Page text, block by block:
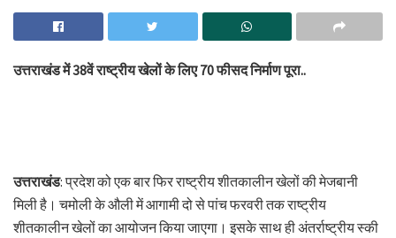
उत्तराखंड में 38वें राष्ट्रीय खेलों के लिए 70 फीसद निर्माण पूरा..
उत्तराखंड: प्रदेश को एक बार फिर राष्ट्रीय शीतकालीन खेलों की मेजबानी
मिली है। चमोली के औली में आगामी दो से पांच फरवरी तक राष्ट्रीय
शीतकालीन खेलों का आयोजन किया जाएगा। इसके साथ ही अंतर्राष्ट्रीय स्की